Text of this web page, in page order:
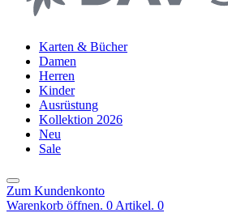
Karten & Bücher
Damen
Herren
Kinder
Ausrüstung
Kollektion 2026
Neu
Sale
Zum Kundenkonto
Warenkorb öffnen. 0 Artikel. 0